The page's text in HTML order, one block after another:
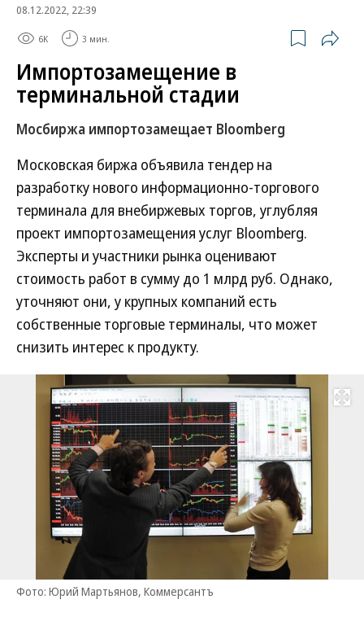
08.12.2022, 22:39
6K 3 мин.
Импортозамещение в
терминальной стадии
Мосбиржа импортозамещает Bloomberg
Московская биржа объявила тендер на
разработку нового информационно-торгового
терминала для внебиржевых торгов, углубляя
проект импортозамещения услуг Bloomberg.
Эксперты и участники рынка оценивают
стоимость работ в сумму до 1 млрд руб. Однако,
уточняют они, у крупных компаний есть
собственные торговые терминалы, что может
снизить интерес к продукту.
Развернуть
Фото: Юрий Мартьянов, Коммерсантъ